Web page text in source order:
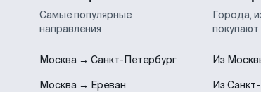
Самые популярные
направления
Москва → Санкт-Петербург
Москва → Ереван
Города,
Из
Из